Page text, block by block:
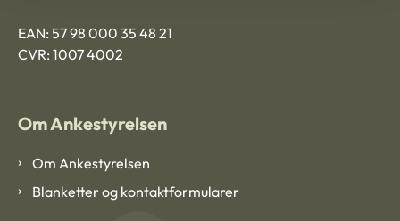
EAN: 57 98 000 35 48 21
CVR: 1007 4002
Om Ankestyrelsen
Om Ankestyrelsen
Blanketter og kontaktformularer